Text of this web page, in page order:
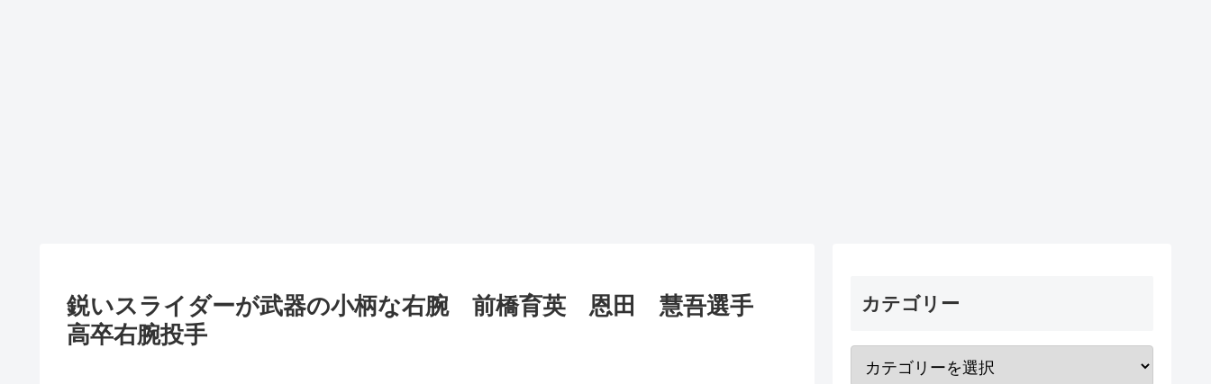
鋭いスライダーが武器の小柄な右腕 前橋育英 恩田 慧吾選手
高卒右腕投手
カテゴリー